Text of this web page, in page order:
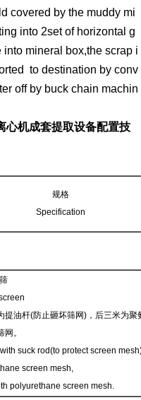
covered by the muddy mi
into 2set of horizontal g
mineral box,the scrap i
to destination by conv
off by buck chain machin
心机成套提取设备配置技
规格
Specification
提油杆(防止砸坏筛网)，后三米为聚
。
suck rod(to protect screen
screen mesh,
polyurethane screen mesh.